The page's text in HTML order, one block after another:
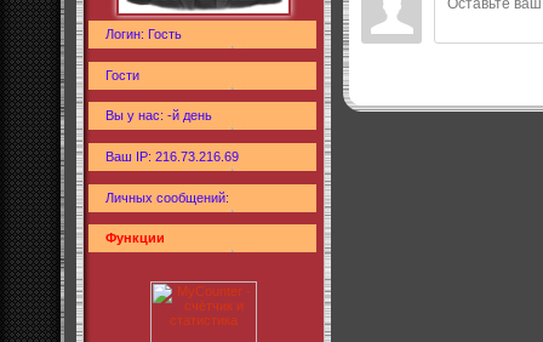
Логин: Гость
Гости
Вы у нас: -й день
Ваш IP: 216.73.216.69
Личных сообщений:
Функции